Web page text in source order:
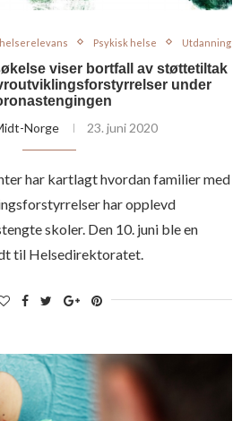
Psykisk helse Utdanning
viser bortfall av støttetiltak
under
Norge 23. juni 2020
har kartlagt hvordan familier med
har opplevd
skoler. Den 10. juni ble en
til Helsedirektoratet.